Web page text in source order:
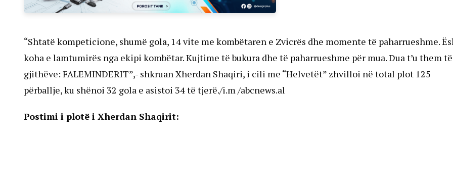
“Shtatë kompeticione, shumë gola, 14 vite me kombëtaren e Zvicrës dhe momente të paharrueshme.
koha e lamtumirës nga ekipi kombëtar. Kujtime të bukura dhe të paharrueshme për mua. Dua t’u them të
gjithëve: FALEMINDERIT”,- shkruan Xherdan Shaqiri, i cili me “Helvetët” zhvilloi në total plot 125
përballje, ku shënoi 32 gola e asistoi 34 të tjerë./i.m /abcnews.al
Postimi i plotë i Xherdan Shaqirit: